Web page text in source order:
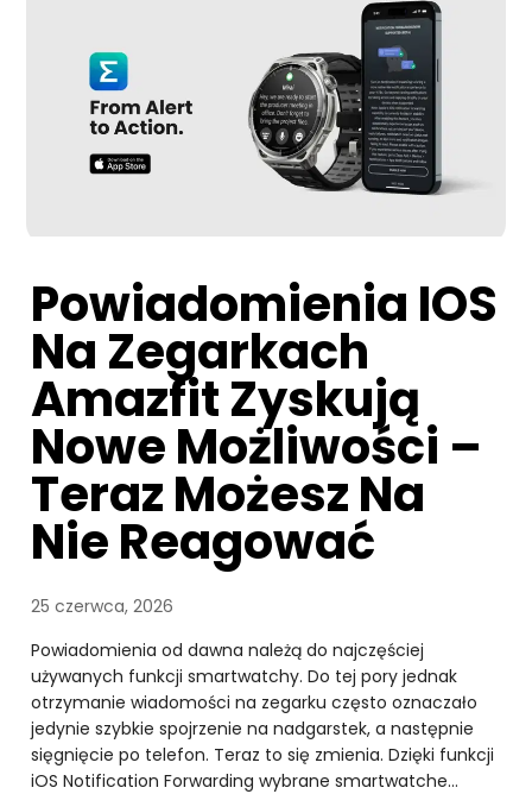
Powiadomienia IOS
Na Zegarkach
Amazfit Zyskują
Nowe Możliwości –
Teraz Możesz Na
Nie Reagować
25 czerwca, 2026
Powiadomienia od dawna należą do najczęściej
używanych funkcji smartwatchy. Do tej pory jednak
otrzymanie wiadomości na zegarku często oznaczało
jedynie szybkie spojrzenie na nadgarstek, a następnie
sięgnięcie po telefon. Teraz to się zmienia. Dzięki funkcji
iOS Notification Forwarding wybrane smartwatche…